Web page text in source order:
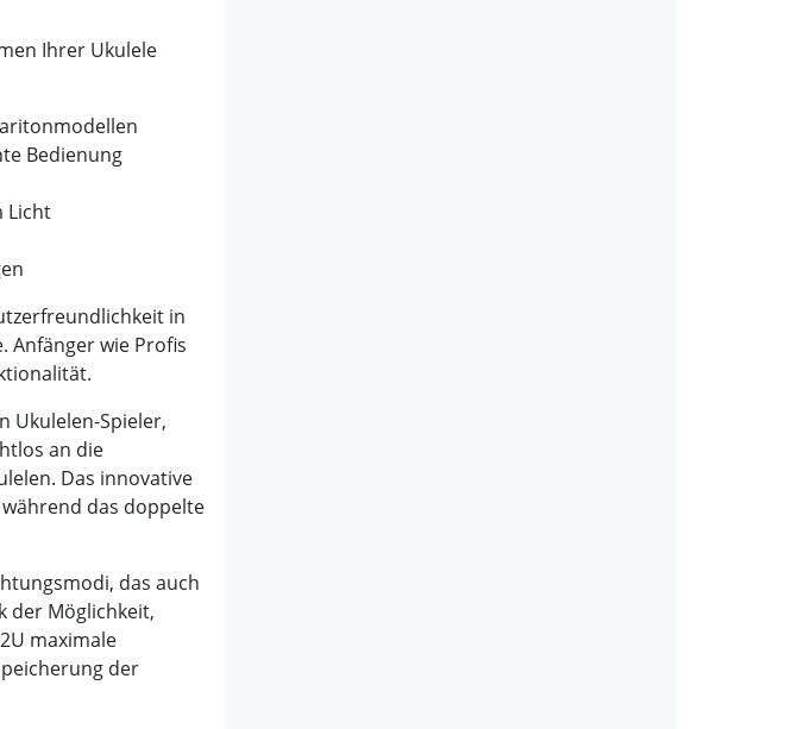
Ihrer Ukulele
Bedienung
Licht
in
Anfänger wie Profis
Ukulelen-Spieler,
an die
Das innovative
das doppelte
das auch
der Möglichkeit,
maximale
der